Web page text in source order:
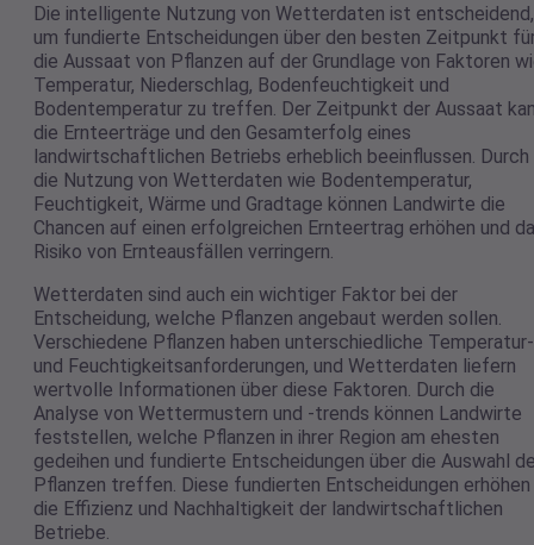
Die intelligente Nutzung von Wetterdaten ist entscheidend,
um fundierte Entscheidungen über den besten Zeitpunkt
die Aussaat von Pflanzen auf der Grundlage von Faktoren
Temperatur, Niederschlag, Bodenfeuchtigkeit und
Bodentemperatur zu treffen. Der Zeitpunkt der Aussaat
die Ernteerträge und den Gesamterfolg eines
landwirtschaftlichen Betriebs erheblich beeinflussen. Durch
die Nutzung von Wetterdaten wie Bodentemperatur,
Feuchtigkeit, Wärme und Gradtage können Landwirte die
Chancen auf einen erfolgreichen Ernteertrag erhöhen und
Risiko von Ernteausfällen verringern.
Wetterdaten sind auch ein wichtiger Faktor bei der
Entscheidung, welche Pflanzen angebaut werden sollen.
Verschiedene Pflanzen haben unterschiedliche Temperatur-
und Feuchtigkeitsanforderungen, und Wetterdaten liefern
wertvolle Informationen über diese Faktoren. Durch die
Analyse von Wettermustern und -trends können Landwirte
feststellen, welche Pflanzen in ihrer Region am ehesten
gedeihen und fundierte Entscheidungen über die Auswahl
Pflanzen treffen. Diese fundierten Entscheidungen erhöhen
die Effizienz und Nachhaltigkeit der landwirtschaftlichen
Betriebe.